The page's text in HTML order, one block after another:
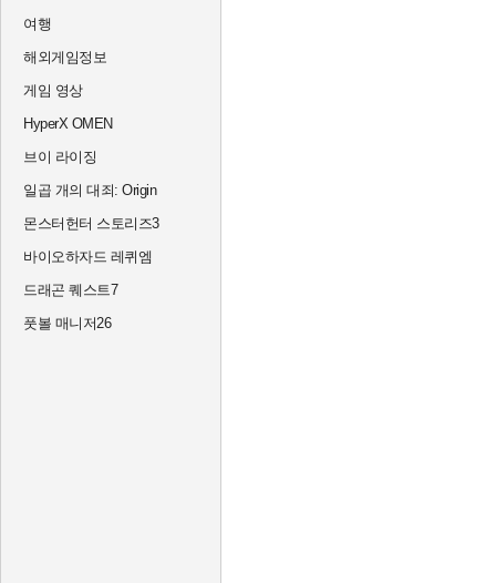
여행
해외게임정보
게임 영상
HyperX OMEN
브이 라이징
일곱 개의 대죄: Origin
몬스터헌터 스토리즈3
바이오하자드 레퀴엠
드래곤 퀘스트7
풋볼 매니저26